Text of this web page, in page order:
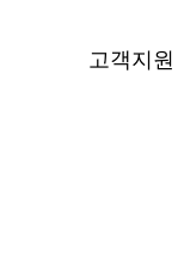
고객지원